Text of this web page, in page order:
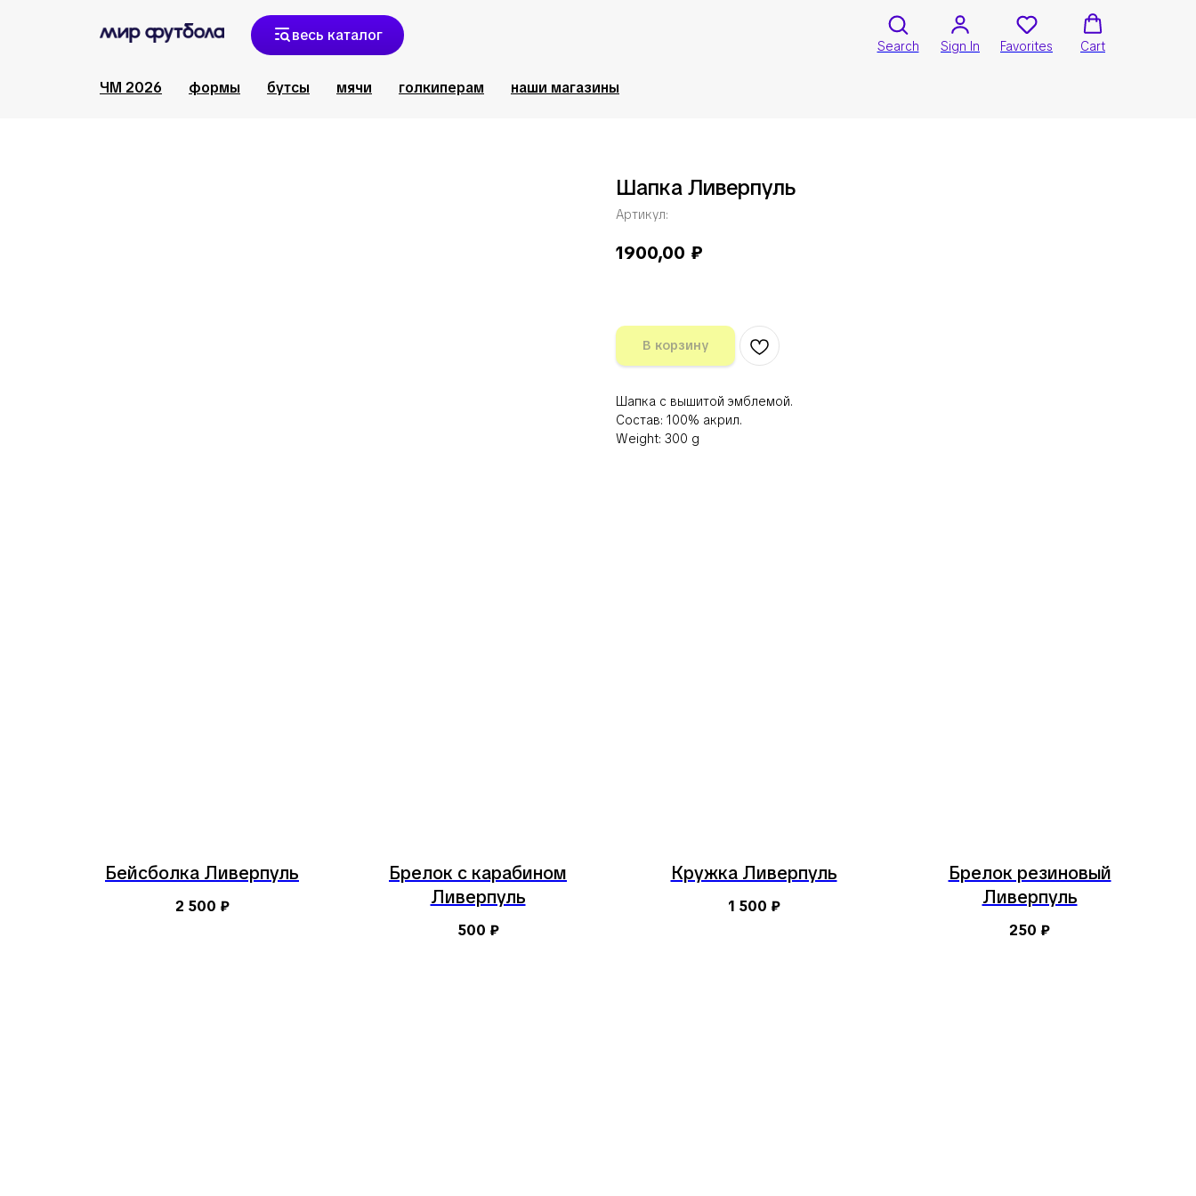
весь каталог
Search Sign In Favorites Cart
ЧМ 2026 формы бутсы мячи голкиперам наши магазины
Шапка Ливерпуль
Артикул:
1900,00 ₽
В корзину
Шапка с вышитой эмблемой.
Состав: 100% акрил.
Weight: 300 g
Бейсболка Ливерпуль
2 500 ₽
Брелок с карабином
Ливерпуль
500 ₽
Кружка Ливерпуль
1 500 ₽
Брелок резиновый
Ливерпуль
250 ₽